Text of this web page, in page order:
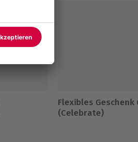
Flexibles Geschenk
(Celebrate)